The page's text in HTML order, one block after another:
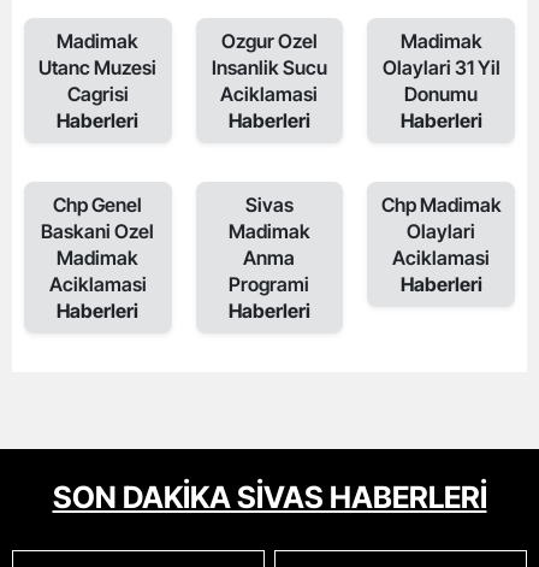
Madimak
Utanc Muzesi
Cagrisi
Haberleri
Ozgur Ozel
Insanlik Sucu
Aciklamasi
Haberleri
Madimak
Olaylari 31 Yil
Donumu
Haberleri
Chp Genel
Baskani Ozel
Madimak
Aciklamasi
Haberleri
Sivas
Madimak
Anma
Programi
Haberleri
Chp Madimak
Olaylari
Aciklamasi
Haberleri
SON DAKİKA SİVAS HABERLERİ